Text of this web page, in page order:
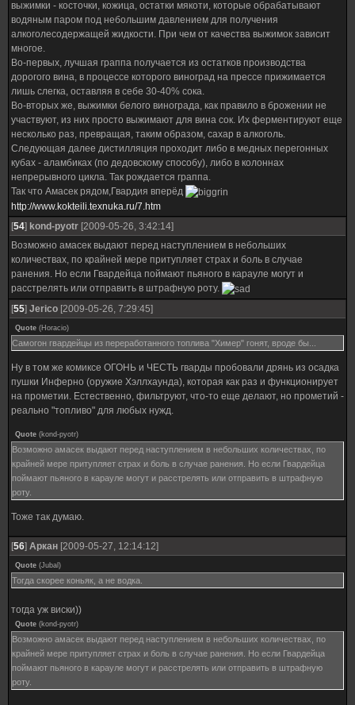
выжимки - косточки, кожица, остатки мякоти, которые обрабатывают
водяным паром под небольшим давлением для получения
алкоголесодержащей жидкости. При чем от качества выжимок зависит
многое.
Во-первых, лучшая граппа получается из остатков производства
дорогого вина, в процессе которого виноград на прессе прижимается
лишь слегка, оставляя в себе 30-40% сока.
Во-вторых же, выжимки белого винограда, как правило в брожении не
участвуют, из них просто выжимают для вина сок. Их ферментируют еще
несколько раз, превращая, таким образом, сахар в алкоголь.
Следующая далее дистилляция проходит либо в медных перегонных
кубах - аламбиках (по дедовскому способу), либо в колоннах
непрерывного цикла. Так рождается граппа.
Так что Амасек рядом,Гвардия вперёд
http://www.kokteili.texnuka.ru/7.htm
[54] kond-pyotr [2009-05-26, 3:42:14]
Возможно амасек выдают перед наступлением в небольших
количествах, по крайней мере притупляет страх и боль в случае
ранения. Но если Гвардейца поймают пьяного в карауле могут и
расстрелять или отправить в штрафную роту.
[55] Jerico [2009-05-26, 7:29:45]
Quote (Horacio)
Самогон гвардейцы из переработанного топлива "Химер" гонят, вроде бы...
Ну в том же комиксе ОГОНЬ и ЧЕСТЬ гварды пробовали дрянь из осадка
пушки Инферно (оружие Хэллхаунда), которая как раз и функционирует
на прометии. Естественно, фильтруют, что-то еще делают, но прометий -
реально "топливо" для любых нужд.
Quote (kond-pyotr)
Возможно амасек выдают перед наступлением в небольших количествах, по
крайней мере притупляет страх и боль в случае ранения. Но если Гвардейца
поймают пьяного в карауле могут и расстрелять или отправить в штрафную
роту.
Тоже так думаю.
[56] Аркан [2009-05-27, 12:14:12]
Quote (Jubal )
Тогда скорее коньяк, а не водка.
тогда уж виски))
Quote (kond-pyotr)
Возможно амасек выдают перед наступлением в небольших количествах, по
крайней мере притупляет страх и боль в случае ранения. Но если Гвардейца
поймают пьяного в карауле могут и расстрелять или отправить в штрафную
роту.